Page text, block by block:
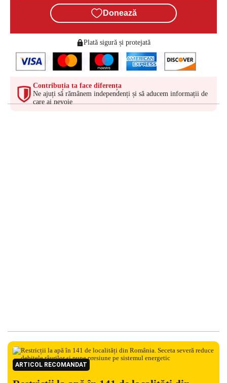
Donează
Plată sigură și protejată
Contribuția ta face diferența
Ne ajuți să rămânem independenți și să aducem informații de
care ai nevoie
ARTICOL RECOMANDAT